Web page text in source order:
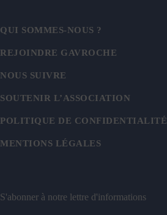
QUI SOMMES-NOUS ?
REJOINDRE GAVROCHE
NOUS SUIVRE
SOUTENIR L’ASSOCIATION
POLITIQUE DE CONFIDENTIALITÉ
MENTIONS LÉGALES
S'abonner à notre lettre d'informations